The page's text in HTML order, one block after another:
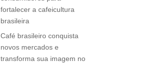
fortalecer a cafeicultura
brasileira
Café brasileiro conquista
novos mercados e
transforma sua imagem no